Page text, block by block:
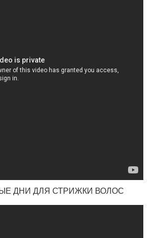
ДНИ ДЛЯ СТРИЖКИ ВОЛОС